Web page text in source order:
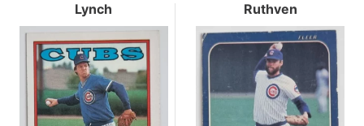
Lynch
Ruthven